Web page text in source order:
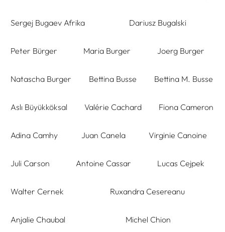
Sergej Bugaev Afrika Dariusz Bugalski
Peter Bürger Maria Burger Joerg Burger
Natascha Burger Bettina Busse Bettina M. Busse
Aslı Büyükköksal Valérie Cachard Fiona Cameron
Adina Camhy Juan Canela Virginie Canoine
Juli Carson Antoine Cassar Lucas Cejpek
Walter Cernek Ruxandra Cesereanu
Anjalie Chaubal Michel Chion